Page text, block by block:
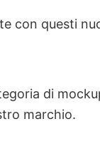
con questi
di
marchio.